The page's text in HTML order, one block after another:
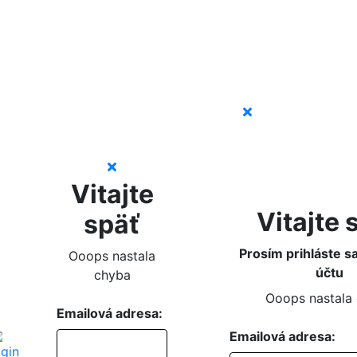
Vitajte
späť
Ooops nastala
chyba
Emailová adresa:
Vitajte
Prosím prihláste
účtu
Ooops nastala
Emailová adresa: